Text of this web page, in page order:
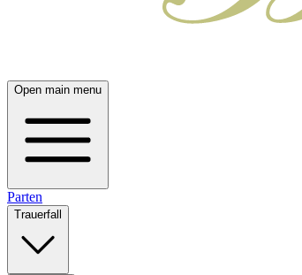
Open main menu
Parten
Trauerfall